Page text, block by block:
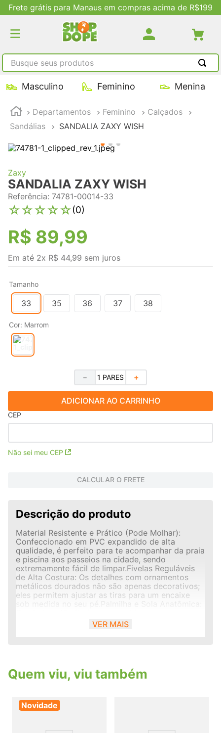
Frete grátis para Manaus em compras acima de R$199
Busque seus produtos
Masculino Feminino Menina
Departamentos Feminino
Calçados
Sandálias
SANDALIA ZAXY WISH
Zaxy
SANDALIA ZAXY WISH
Referência: 74781-00014-33
☆☆☆☆☆(0)
R$ 89,99
Em até 2x R$ 44,99 sem juros
Tamanho
33 35 36 37 38
Cor: Marrom
＋
－
ADICIONAR AO CARRINHO
CEP
Não sei meu CEP
CALCULAR O FRETE
Descrição do produto
Material Resistente e Prático (Pode Molhar):
Confeccionado em PVC expandido de alta
qualidade, é perfeito para te acompanhar da praia
e piscina aos passeios na cidade, sendo
extremamente fácil de limpar.Fivelas Reguláveis
de Alta Costura: Os detalhes com ornamentos
metálicos dourados não são apenas decorativos;
eles permitem ajustar as tiras para um encaixe
sob medida no seu pé.Palmilha e Sola Anatômica:
anatômico que se molda à planta dos pés,
distribuindo o peso de maneira uniforme e
sola texturizada cria uma estética minimalista e
muito fácil de combinar.
VER MAIS
Quem viu, viu também
Novidade
TERMOS MAIS BUSCADOS
2
tenis feminino
4º
adidas